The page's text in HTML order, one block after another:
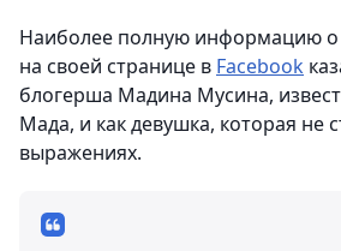
Наиболее полную информацию о
на своей странице в Facebook
блогерша Мадина Мусина,
Мада, и как девушка, которая не
выражениях.